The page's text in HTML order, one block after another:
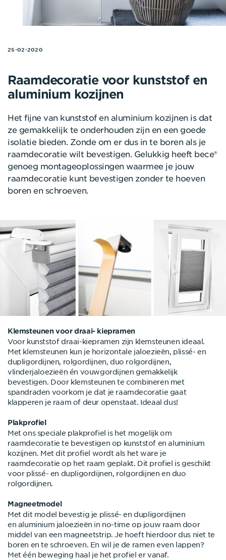
25-02-2020
Raamdecoratie voor kunststof en
aluminium kozijnen
Het fijne van kunststof en aluminium kozijnen is dat
ze gemakkelijk te onderhouden zijn en een goede
isolatie bieden. Zonde om er dus in te boren als je
raamdecoratie wilt bevestigen. Gelukkig heeft bece®
genoeg montageoplossingen waarmee je jouw
raamdecoratie kunt bevestigen zonder te hoeven
boren en schroeven.
Klemsteunen voor draai- kiepramen
Voor kunststof draai-kiepramen zijn klemsteunen ideaal.
Met klemsteunen kun je horizontale jaloezieën, plissé- en
dupligordijnen, rolgordijnen, duo rolgordijnen,
vlinderjaloezieën én vouwgordijnen gemakkelijk
bevestigen. Door klemsteunen te combineren met
spandraden voorkom je dat je raamdecoratie gaat
klapperen je raam of deur openstaat. Ideaal dus!
Plakprofiel
Met ons speciale plakprofiel is het mogelijk om
raamdecoratie te bevestigen op kunststof en aluminium
kozijnen. Met dit profiel wordt als het ware je
raamdecoratie op het raam geplakt. Dit profiel is geschikt
voor plissé- en dupligordijnen, rolgordijnen en duo
rolgordijnen.
Magneetmodel
Met dit model bevestig je plissé- en dupligordijnen
en aluminium jaloezieën in no-time op jouw raam door
middel van een magneetstrip. Je hoeft hierdoor dus niet te
boren en te schroeven. En wil je de ramen even lappen?
Met één beweging haal je het profiel er vanaf.